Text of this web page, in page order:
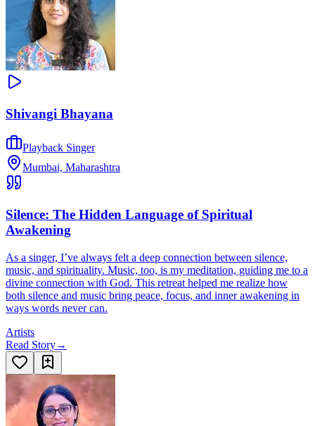
Shivangi Bhayana
Playback Singer
Mumbai, Maharashtra
Silence: The Hidden Language of Spiritual
Awakening
As a singer, I’ve always felt a deep connection between silence,
music, and spirituality. Music, too, is my meditation, guiding me to a
divine connection with God. This retreat helped me realize how
both silence and music bring peace, focus, and inner awakening in
ways words never can.
Artists
Read Story→